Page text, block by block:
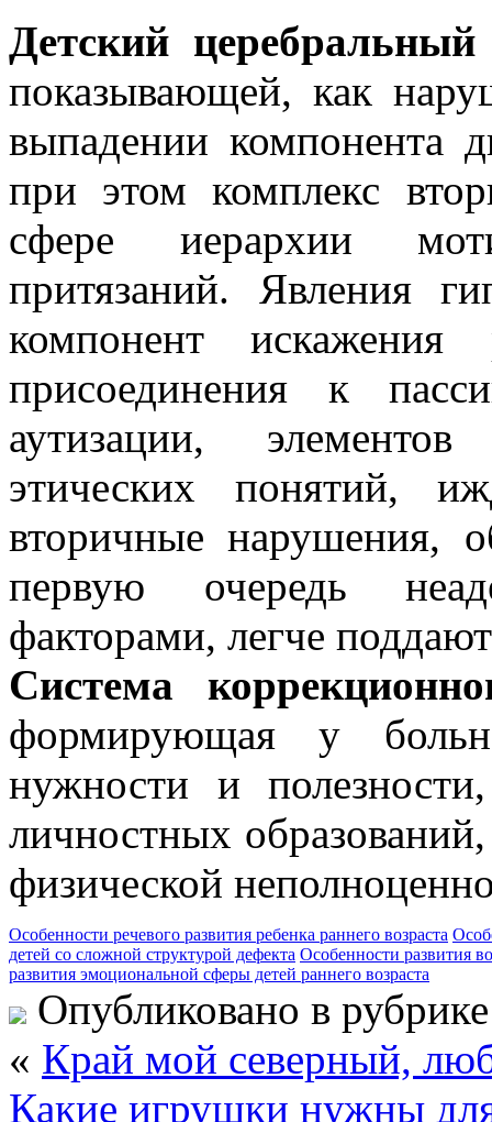
Детский
показывающей, как
выпадении компонента
при этом комплекс
сфере иерархии
притязаний. Явления
компонент
присоединения к
аутизации, элементов
этических понятий,
вторичные нарушения,
первую очередь
факторами, легче
Система
формирующая у
нужности и
личностных
физической
Особенности речевого развития ребенка раннего возраста
детей со сложной структурой дефекта Особенности развития
развития эмоциональной сферы детей раннего возраста
Опубликовано в
« Край мой северный,
Какие игрушки нужны